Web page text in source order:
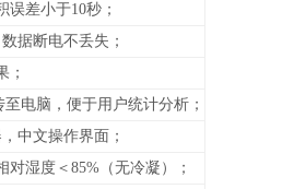
差小于10秒；
据断电不丢失；
；
电脑，便于用户统计分析；
中文操作界面；
湿度＜85%（无冷凝）；